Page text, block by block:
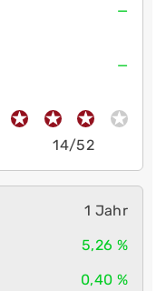
—
—
14/52
1 Jahr
5,26 %
0,40 %